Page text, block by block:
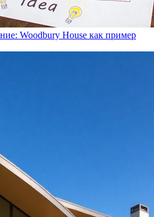
Woodbury House как пример